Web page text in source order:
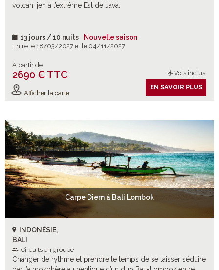
volcan Ijen à l’extrême Est de Java.
13 jours / 10 nuits Nouvelle saison
Entre le 18/03/2027 et le 04/11/2027
À partir de
2690 € TTC Vols inclus
Afficher la carte
EN SAVOIR PLUS
Carpe Diem à Bali Lombok
INDONÉSIE,
BALI
Circuits en groupe
Changer de rythme et prendre le temps de se laisser séduire